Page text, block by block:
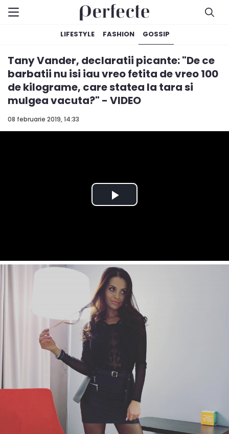
LIFESTYLE FASHION GOSSIP
08 februarie 2019, 14:33
Tany Vander, declaratii picante: "De ce
barbatii nu isi iau vreo fetita de vreo 100
de kilograme, care statea la tara si
mulgea vacuta?" - VIDEO